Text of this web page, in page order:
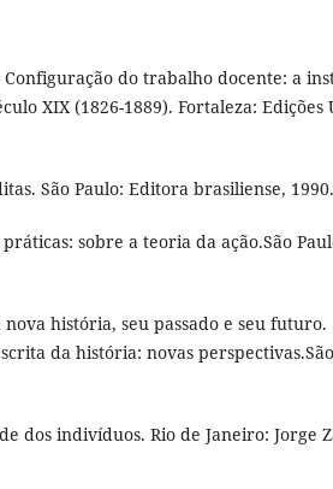
Configuração do trabalho docente: a
XIX (1826-1889). Fortaleza: Edições
São Paulo: Editora brasiliense, 1990.
práticas: sobre a teoria da ação.São
história, seu passado e seu futuro.
da história: novas
dos indivíduos. Rio de Janeiro: Jorge